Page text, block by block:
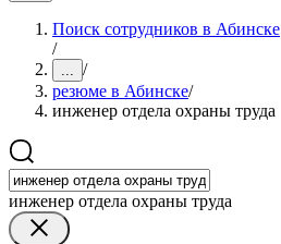
Поиск сотрудников в Абинске
/
... /
резюме в Абинске/
инженер отдела охраны труда
инженер отдела охраны труда